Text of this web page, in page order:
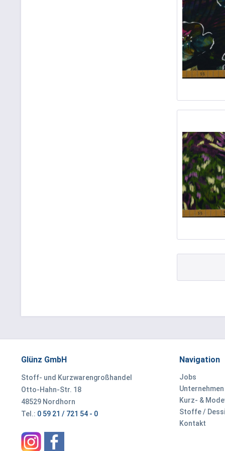
Glünz GmbH
Stoff- und Kurzwarengroßhandel
Otto-Hahn-Str. 18
48529 Nordhorn
Tel.: 0 59 21 / 721 54 - 0
Navigation
Jobs
Unternehmen
Kurz- &
Stoffe /
Kontakt